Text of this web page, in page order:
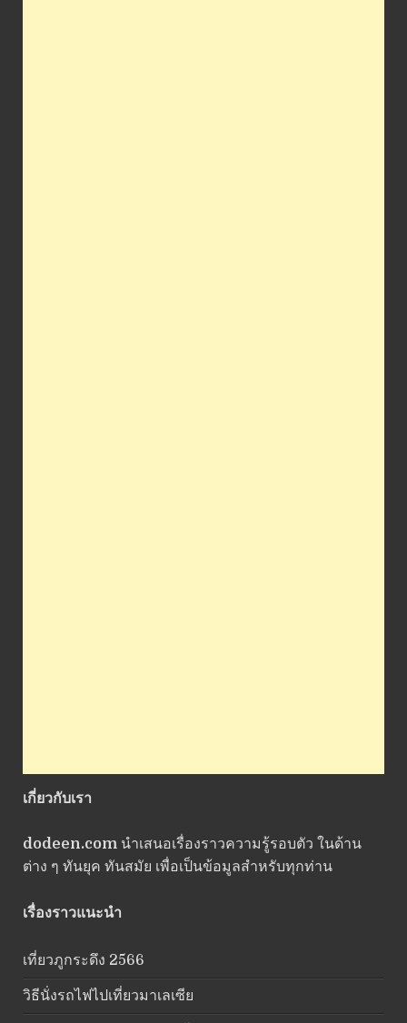
เกี่ยวกับเรา
dodeen.com นำเสนอเรื่องราวความรู้รอบตัว ในด้าน
ต่าง ๆ ทันยุค ทันสมัย เพื่อเป็นข้อมูลสำหรับทุกท่าน
เรื่องราวแนะนำ
เที่ยวภูกระดึง 2566
วิธีนั่งรถไฟไปเที่ยวมาเลเซีย